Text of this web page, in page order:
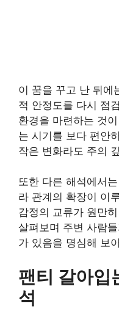
이 꿈을 꾸고 난 뒤에
적 안정도를 다시 점
환경을 마련하는 것
는 시기를 보다 편안
작은 변화라도 주의
또한 다른 해석에서
라 관계의 확장이 이
감정의 교류가 원만
살펴보며 주변 사람
가 있음을 명심해 보
팬티 갈아입
석